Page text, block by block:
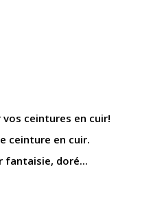
ceintures en cuir!
ceinture en cuir.
fantaisie, doré...